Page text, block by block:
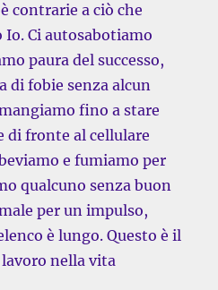
contrarie a ciò che
Ci autosabotiamo
paura del successo,
di fobie senza alcun
fino a stare
di fronte al cellulare
e fumiamo per
qualcuno senza buon
per un impulso,
è lungo. Questo è il
nella vita